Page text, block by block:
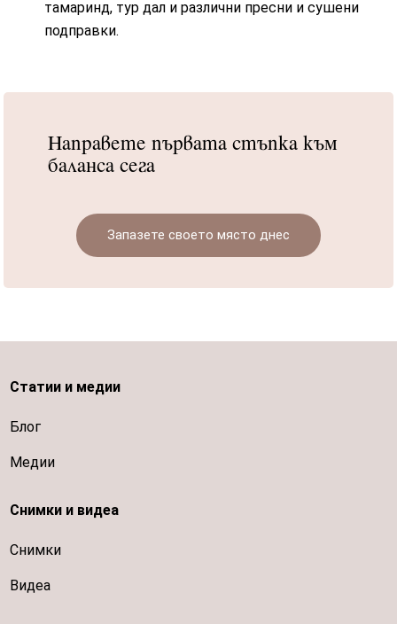
тамаринд, тур дал и различни пресни и сушени
подправки.
Направете първата стъпка към
баланса сега
Запазете своето място днес
Статии и медии
Блог
Медии
Снимки и видеа
Снимки
Видеа